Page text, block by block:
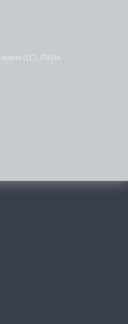
(LC), ITALIA